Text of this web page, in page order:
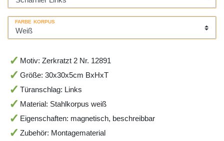
FARBE KORPUS
Motiv: Zerkratzt 2 Nr. 12891
Größe: 30x30x5cm BxHxT
Türanschlag: Links
Material: Stahlkorpus weiß
Eigenschaften: magnetisch, beschreibbar
Zubehör: Montagematerial